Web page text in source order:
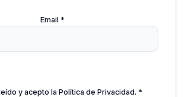
Email *
y acepto la Política de Privacidad. *